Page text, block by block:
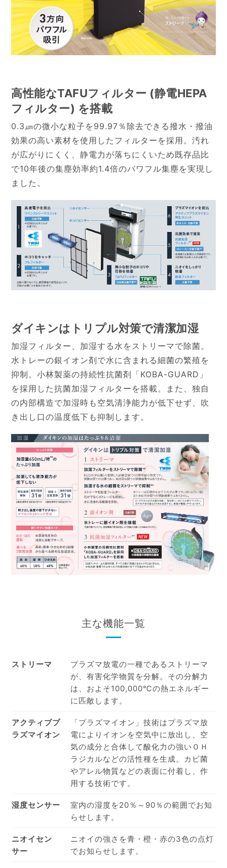
高性能なTAFUフィルター (静電HEPA
フィルター) を搭載
0.3㎛の微小な粒子を99.97％除去できる撥水・撥油
効果の高い素材を使用したフィルターを採用。汚れ
が広がりにくく、静電力が落ちにくいため既存品比
で10年後の集塵効率約1.4倍のパワフル集塵を実現し
ました。
ダイキンはトリプル対策で清潔加湿
加湿フィルター、加湿する水をストリーマで除菌。
水トレーの銀イオン剤で水に含まれる細菌の繁殖を
抑制。小林製薬の持続性抗菌剤「KOBA-GUARD」
を採用した抗菌加湿フィルターを搭載。また、独自
の内部構造で加湿時も空気清浄能力が低下せず、吹
き出し口の温度低下も抑制します。
主な機能一覧
ストリーマ
プラズマ放電の一種であるストリーマ
が、有害化学物質を分解。その分解力
は、およそ100,000℃の熱エネルギー
に匹敵します。
アクティブプ
ラズマイオン
「プラズマイオン」技術はプラズマ放
電によりイオンを空気中に放出し、空
気の成分と合体して酸化力の強いＯＨ
ラジカルなどの活性種を生成。カビ菌
やアレル物質などの表面に付着し、作
用する技術です。
湿度センサー
室内の湿度を20％～90％の範囲でお知
らせします。
ニオイセン
サー
ニオイの強さを青・橙・赤の3色の点灯
でお知らせします。